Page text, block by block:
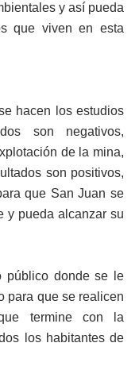
y así pueda
que viven en esta
hacen los estudios
son negativos,
de la mina,
son positivos,
que San Juan se
y pueda alcanzar su
público donde se le
para que se realicen
termine con la
los habitantes de